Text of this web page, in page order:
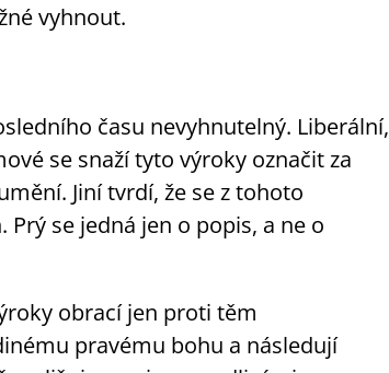
vyhnout.
času nevyhnutelný. Liberální,
se snaží tyto výroky označit za
Jiní tvrdí, že se z tohoto
se jedná jen o popis, a ne o
obrací jen proti těm
pravému bohu a následují